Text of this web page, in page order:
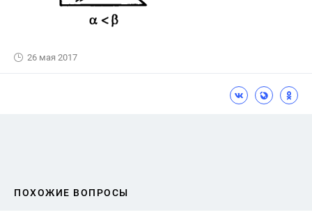
26 мая 2017
ПОХОЖИЕ ВОПРОСЫ